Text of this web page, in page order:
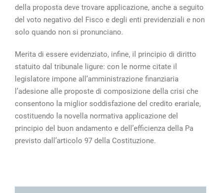
della proposta deve trovare applicazione, anche a seguito
del voto negativo del Fisco e degli enti previdenziali e non
solo quando non si pronunciano.
Merita di essere evidenziato, infine, il principio di diritto
statuito dal tribunale ligure: con le norme citate il
legislatore impone all’amministrazione finanziaria
l’adesione alle proposte di composizione della crisi che
consentono la miglior soddisfazione del credito erariale,
costituendo la novella normativa applicazione del
principio del buon andamento e dell’efficienza della Pa
previsto dall’articolo 97 della Costituzione.